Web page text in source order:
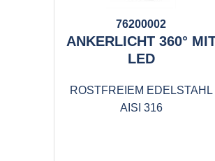
76200002
ANKERLICHT 360°
LED
ROSTFREIEM EDELSTAHL
AISI 316